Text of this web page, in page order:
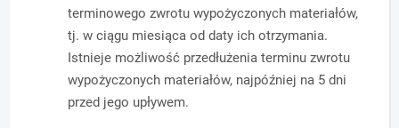
terminowego zwrotu wypożyczonych materiałów,
tj. w ciągu miesiąca od daty ich otrzymania.
Istnieje możliwość przedłużenia terminu zwrotu
wypożyczonych materiałów, najpóźniej na 5 dni
przed jego upływem.